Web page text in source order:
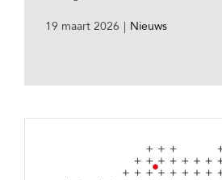
19 maart 2026 | Nieuws